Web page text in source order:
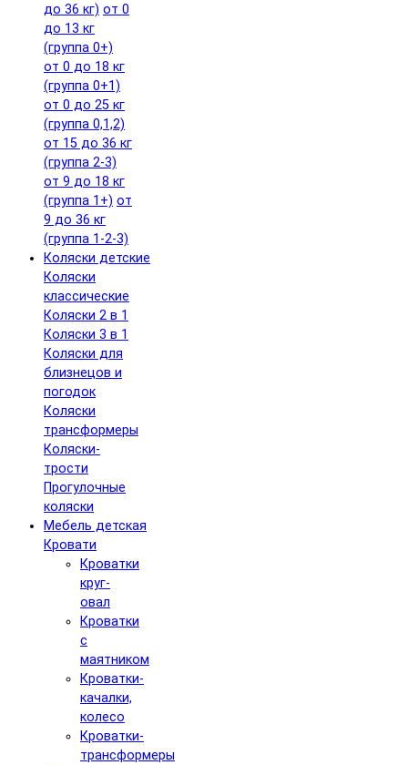
до 36 кг) от 0
до 13 кг
(группа 0+)
от 0 до 18 кг
(группа 0+1)
от 0 до 25 кг
(группа 0,1,2)
от 15 до 36 кг
(группа 2-3)
от 9 до 18 кг
(группа 1+) от
9 до 36 кг
(группа 1-2-3)
Коляски детские
Коляски
классические
Коляски 2 в 1
Коляски 3 в 1
Коляски для
близнецов и
погодок
Коляски
трансформеры
Коляски-
трости
Прогулочные
коляски
Мебель детская
Кровати
Кроватки
круг-
овал
Кроватки
с
маятником
Кроватки-
качалки,
колесо
Кроватки-
трансформеры